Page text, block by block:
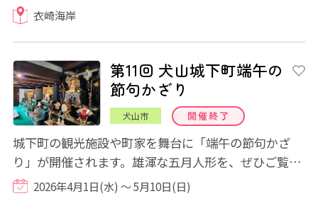
衣崎海岸
第11回 犬山城下町端午の
節句かざり
犬山市 開催終了
城下町の観光施設や町家を舞台に「端午の節句かざ
り」が開催されます。雄渾な五月人形を、ぜひご覧く
ださい。
2026年4月1日(水) ～ 5月10日(日)